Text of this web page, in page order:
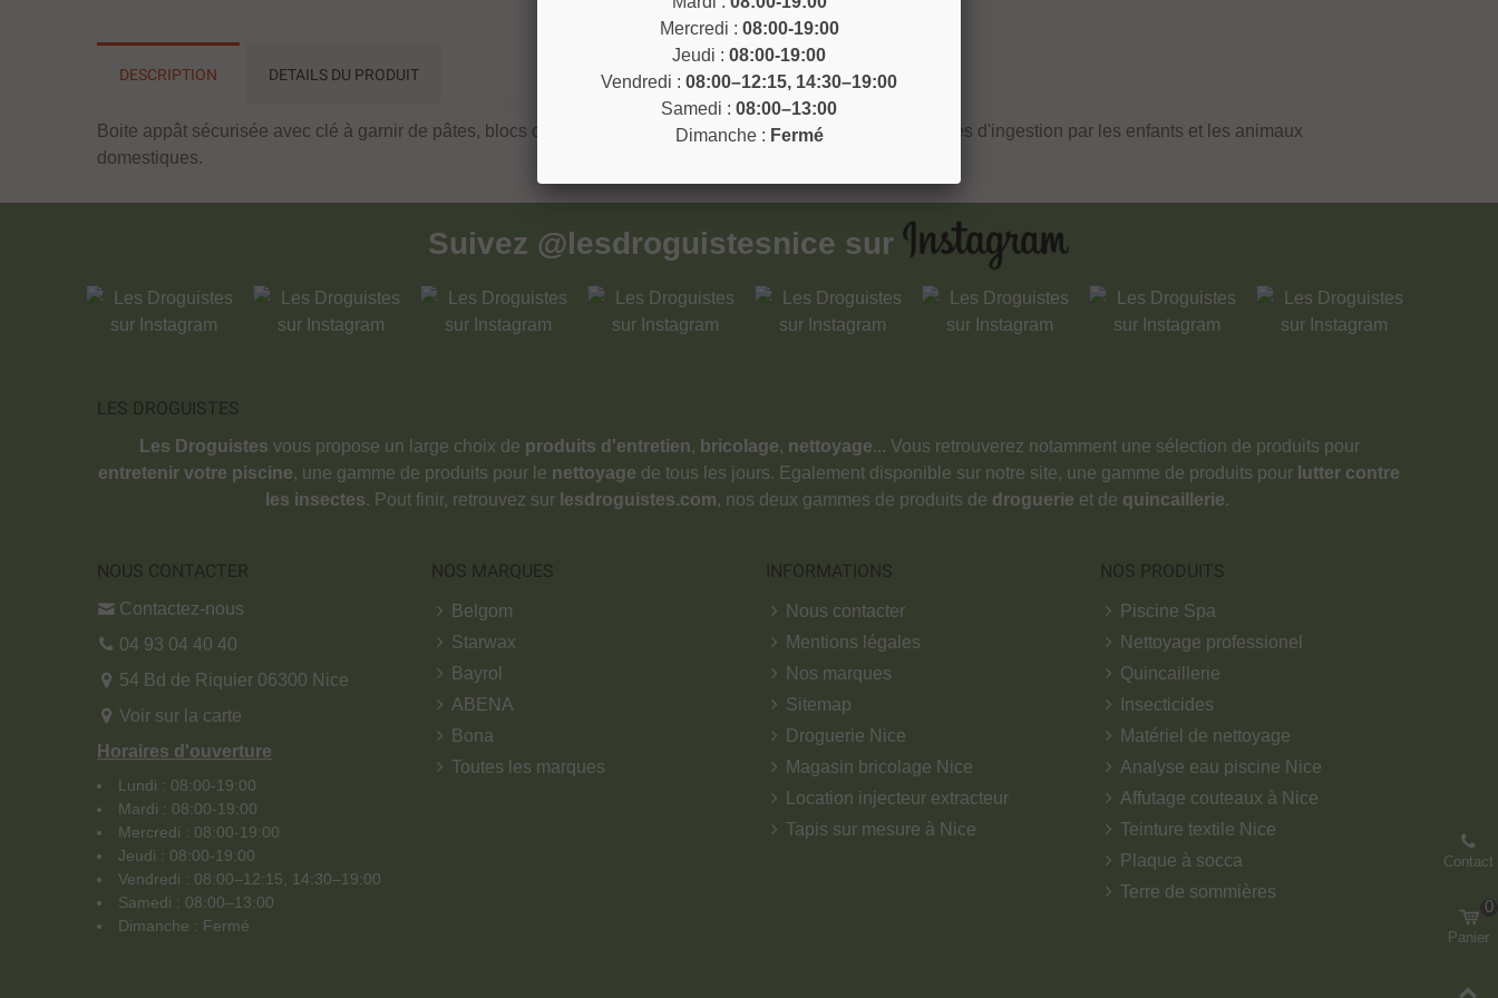
DESCRIPTION DETAILS DU PRODUIT
Boite appât sécurisée avec clé à garnir de pâtes, blocs ou céréales. Permet d'appâter en minimisant les risques d'ingestion par les enfants et les animaux
domestiques.
Suivez @lesdroguistesnice sur
LES DROGUISTES
Les Droguistes vous propose un large choix de produits d'entretien, bricolage, nettoyage... Vous retrouverez notamment une sélection de produits pour
entretenir votre piscine, une gamme de produits pour le nettoyage de tous les jours. Egalement disponible sur notre site, une gamme de produits pour lutter contre
les insectes. Pout finir, retrouvez sur lesdroguistes.com, nos deux gammes de produits de droguerie et de quincaillerie.
NOUS CONTACTER
Contactez-nous
04 93 04 40 40
54 Bd de Riquier 06300 Nice
Voir sur la carte
Horaires d'ouverture
Lundi : 08:00-19:00
Mardi : 08:00-19:00
Mercredi : 08:00-19:00
Jeudi : 08:00-19:00
Vendredi : 08:00–12:15, 14:30–19:00
Samedi : 08:00–13:00
Dimanche : Fermé
NOS MARQUES
Belgom
Starwax
Bayrol
ABENA
Bona
Toutes les marques
INFORMATIONS
Nous contacter
Mentions légales
Nos marques
Sitemap
Droguerie Nice
Magasin bricolage Nice
Location injecteur extracteur
Tapis sur mesure à Nice
NOS PRODUITS
Piscine Spa
Nettoyage professionel
Quincaillerie
Insecticides
Matériel de nettoyage
Analyse eau piscine Nice
Affutage couteaux à Nice
Teinture textile Nice
Plaque à socca
Terre de sommières
Contact
Panier
0
Mercredi : 08:00-19:00
Jeudi : 08:00-19:00
Vendredi : 08:00–12:15, 14:30–19:00
Samedi : 08:00–13:00
Dimanche : Fermé